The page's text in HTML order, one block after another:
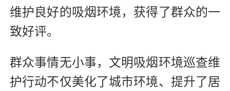
维护良好的吸烟环境，获得了群众的一
致好评。
群众事情无小事，文明吸烟环境巡查维
护行动不仅美化了城市环境、提升了居